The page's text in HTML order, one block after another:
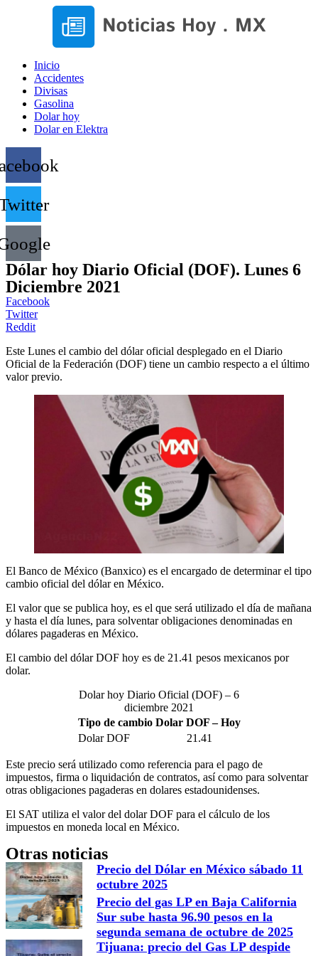
Inicio
Accidentes
Divisas
Gasolina
Dolar hoy
Dolar en Elektra
Dólar hoy Diario Oficial (DOF). Lunes 6
Diciembre 2021
Facebook
Twitter
Reddit
Este Lunes el cambio del dólar oficial desplegado en el Diario
Oficial de la Federación (DOF) tiene un cambio respecto a el último
valor previo.
El Banco de México (Banxico) es el encargado de determinar el tipo
cambio oficial del dólar en México.
El valor que se publica hoy, es el que será utilizado el día de mañana
y hasta el día lunes, para solventar obligaciones denominadas en
dólares pagaderas en México.
El cambio del dólar DOF hoy es de 21.41 pesos mexicanos por
dolar.
Dolar hoy Diario Oficial (DOF) – 6
diciembre 2021
Tipo de cambio Dolar DOF – Hoy
Dolar DOF
21.41
Este precio será utilizado como referencia para el pago de
impuestos, firma o liquidación de contratos, así como para solventar
otras obligaciones pagaderas en dolares estadounidenses.
El SAT utiliza el valor del dolar DOF para el cálculo de los
impuestos en moneda local en México.
Otras noticias
Precio del Dólar en México sábado 11
octubre 2025
Precio del gas LP en Baja California
Sur sube hasta 96.90 pesos en la
segunda semana de octubre de 2025
Tijuana: precio del Gas LP despide